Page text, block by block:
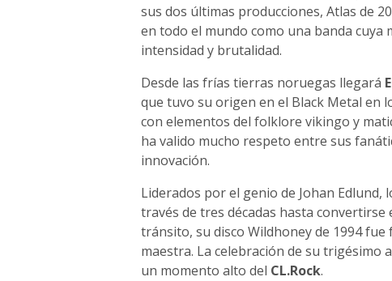
sus dos últimas producciones, Atlas de
en todo el mundo como una banda cuya
intensidad y brutalidad.
Desde las frías tierras noruegas llegará
que tuvo su origen en el Black Metal en
con elementos del folklore vikingo y
ha valido mucho respeto entre sus
innovación.
Liderados por el genio de Johan Edlund,
través de tres décadas hasta
tránsito, su disco Wildhoney de 1994
maestra. La celebración de su trigésimo
un momento alto del CL.Rock.